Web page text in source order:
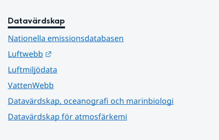
Datavärdskap
Nationella emissionsdatabasen
Luftwebb
Luftmiljödata
VattenWebb
Datavärdskap, oceanografi och marinbiologi
Datavärdskap för atmosfärkemi